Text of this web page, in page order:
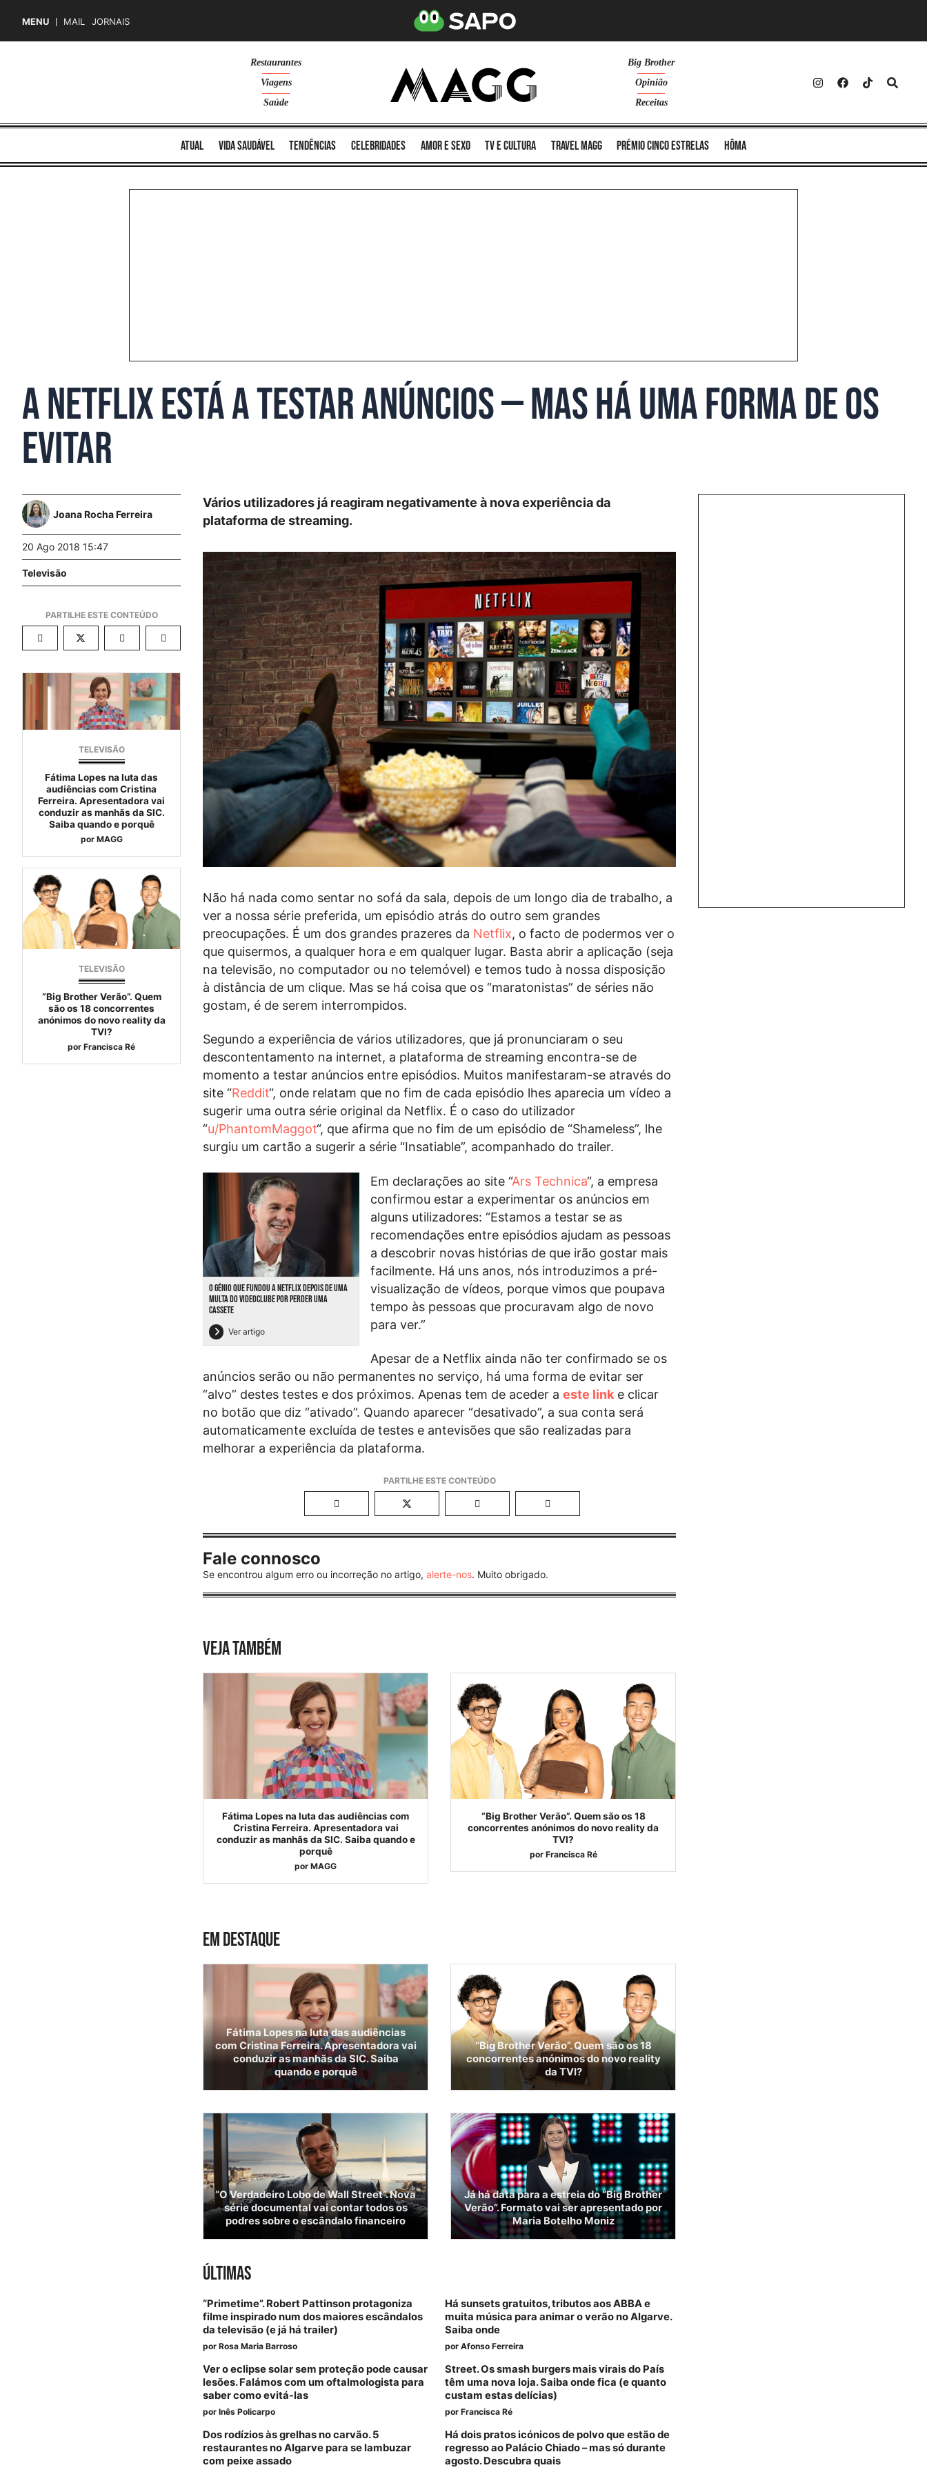
MENU MAIL JORNAIS
Restaurantes
Viagens
Saúde
Big Brother
Opinião
Receitas
atual vida saudável tendências celebridades amor e sexo TV e cultura Travel MAGG Prémio Cinco Estrelas Hôma
A Netflix está a testar anúncios — mas há uma forma de os
evitar
Joana Rocha Ferreira
20 Ago 2018 15:47
Televisão
TELEVISÃO
Fátima Lopes na luta das
audiências com Cristina
Ferreira. Apresentadora vai
conduzir as manhãs da SIC.
Saiba quando e porquê
por MAGG
TELEVISÃO
“Big Brother Verão”. Quem
são os 18 concorrentes
anónimos do novo reality da
TVI?
por Francisca Ré
Vários utilizadores já reagiram negativamente à nova experiência da
plataforma de streaming.
Não há nada como sentar no sofá da sala, depois de um longo dia de trabalho, a
ver a nossa série preferida, um episódio atrás do outro sem grandes
preocupações. É um dos grandes prazeres da Netflix, o facto de podermos ver o
que quisermos, a qualquer hora e em qualquer lugar. Basta abrir a aplicação (seja
na televisão, no computador ou no telemóvel) e temos tudo à nossa disposição
à distância de um clique. Mas se há coisa que os “maratonistas” de séries não
gostam, é de serem interrompidos.
Segundo a experiência de vários utilizadores, que já pronunciaram o seu
descontentamento na internet, a plataforma de streaming encontra-se de
momento a testar anúncios entre episódios. Muitos manifestaram-se através do
site “Reddit“, onde relatam que no fim de cada episódio lhes aparecia um vídeo a
sugerir uma outra série original da Netflix. É o caso do utilizador
“u/PhantomMaggot“, que afirma que no fim de um episódio de “Shameless”, lhe
surgiu um cartão a sugerir a série “Insatiable”, acompanhado do trailer.
O GÉNIO QUE FUNDOU A NETFLIX DEPOIS DE UMA
MULTA DO VIDEOCLUBE POR PERDER UMA
CASSETE
Ver artigo
Em declarações ao site “Ars Technica“, a empresa
confirmou estar a experimentar os anúncios em
alguns utilizadores: “Estamos a testar se as
recomendações entre episódios ajudam as pessoas
a descobrir novas histórias de que irão gostar mais
facilmente. Há uns anos, nós introduzimos a pré-
visualização de vídeos, porque vimos que poupava
tempo às pessoas que procuravam algo de novo
para ver.”
Apesar de a Netflix ainda não ter confirmado se os
anúncios serão ou não permanentes no serviço, há uma forma de evitar ser
“alvo” destes testes e dos próximos. Apenas tem de aceder aeste link e clicar
no botão que diz “ativado”. Quando aparecer “desativado”, a sua conta será
automaticamente excluída de testes e antevisões que são realizadas para
melhorar a experiência da plataforma.
Fale connosco
Se encontrou algum erro ou incorreção no artigo,alerte-nos. Muito obrigado.
VEJA TAMBÉM
Fátima Lopes na luta das audiências com
Cristina Ferreira. Apresentadora vai
conduzir as manhãs da SIC. Saiba quando e
porquê
por MAGG
“Big Brother Verão”. Quem são os 18
concorrentes anónimos do novo reality da
TVI?
por Francisca Ré
EM DESTAQUE
Fátima Lopes na luta das audiências
com Cristina Ferreira. Apresentadora vai
conduzir as manhãs da SIC. Saiba
quando e porquê
“Big Brother Verão”. Quem são os 18
concorrentes anónimos do novo reality
da TVI?
“O Verdadeiro Lobo de Wall Street”. Nova
série documental vai contar todos os
podres sobre o escândalo financeiro
Já há data para a estreia do “Big Brother
Verão”. Formato vai ser apresentado por
Maria Botelho Moniz
ÚLTIMAS
“Primetime”. Robert Pattinson protagoniza
filme inspirado num dos maiores escândalos
da televisão (e já há trailer)
por Rosa Maria Barroso
Há sunsets gratuitos, tributos aos ABBA e
muita música para animar o verão no Algarve.
Saiba onde
por Afonso Ferreira
Ver o eclipse solar sem proteção pode causar
lesões. Falámos com um oftalmologista para
saber como evitá-las
por Inês Policarpo
Street. Os smash burgers mais virais do País
têm uma nova loja. Saiba onde fica (e quanto
custam estas delícias)
por Francisca Ré
Dos rodízios às grelhas no carvão. 5
restaurantes no Algarve para se lambuzar
com peixe assado
Há dois pratos icónicos de polvo que estão de
regresso ao Palácio Chiado – mas só durante
agosto. Descubra quais